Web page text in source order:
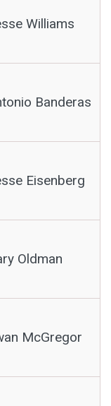
Williams
Banderas
Eisenberg
Oldman
McGregor